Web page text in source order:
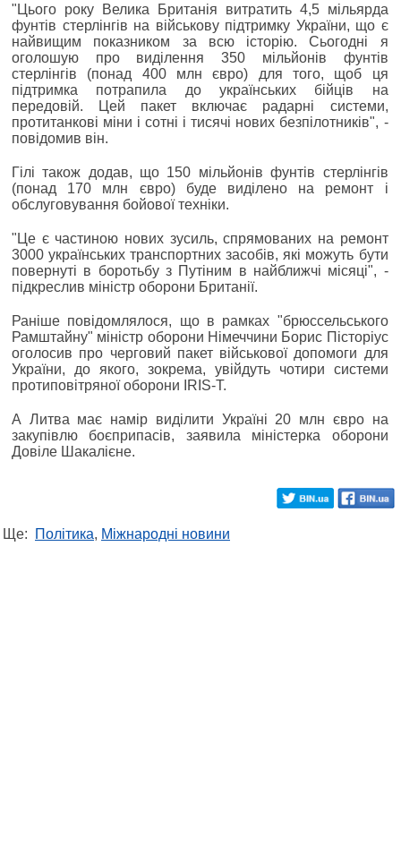
"Цього року Велика Британія витратить 4,5 мільярда
фунтів стерлінгів на військову підтримку України, що є
найвищим показником за всю історію. Сьогодні я
оголошую про виділення 350 мільйонів фунтів
стерлінгів (понад 400 млн євро) для того, щоб ця
підтримка потрапила до українських бійців на
передовій. Цей пакет включає радарні системи,
протитанкові міни і сотні і тисячі нових безпілотників", -
повідомив він.
Гілі також додав, що 150 мільйонів фунтів стерлінгів
(понад 170 млн євро) буде виділено на ремонт і
обслуговування бойової техніки.
"Це є частиною нових зусиль, спрямованих на ремонт
3000 українських транспортних засобів, які можуть бути
повернуті в боротьбу з Путіним в найближчі місяці", -
підкреслив міністр оборони Британії.
Раніше повідомлялося, що в рамках "брюссельського
Рамштайну" міністр оборони Німеччини Борис Пісторіус
оголосив про черговий пакет військової допомоги для
України, до якого, зокрема, увійдуть чотири системи
протиповітряної оборони IRIS-T.
А Литва має намір виділити Україні 20 млн євро на
закупівлю боєприпасів, заявила міністерка оборони
Довіле Шакалієне.
Ще: Політика, Міжнародні новини